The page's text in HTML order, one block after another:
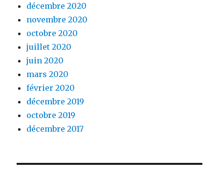
décembre 2020
novembre 2020
octobre 2020
juillet 2020
juin 2020
mars 2020
février 2020
décembre 2019
octobre 2019
décembre 2017